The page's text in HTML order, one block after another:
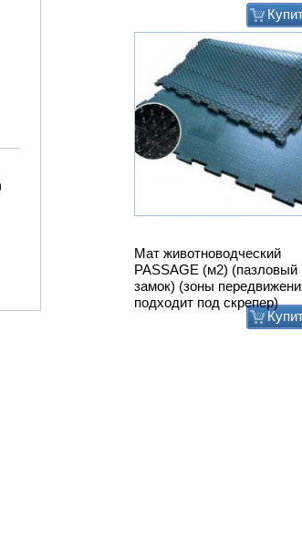
Мат животноводческий
PASSAGE (м2) (пазловый
замок) (зоны
подходит под скрепер)